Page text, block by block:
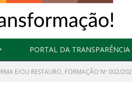
PORTAL DA TRANSPARÊNCIA
E/OU RESTAURO, FORMAÇÃO Nº 002/